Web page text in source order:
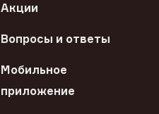
Акции
Вопросы и ответы
Мобильное
приложение